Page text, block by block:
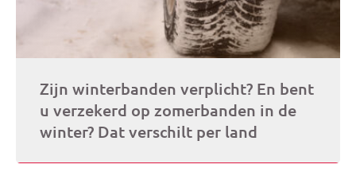
Zijn winterbanden verplicht? En bent
u verzekerd op zomerbanden in de
winter? Dat verschilt per land